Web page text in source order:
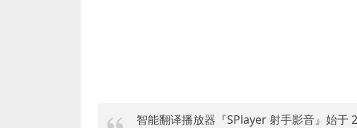
智能翻译播放器『SPlayer 射手影音』始于